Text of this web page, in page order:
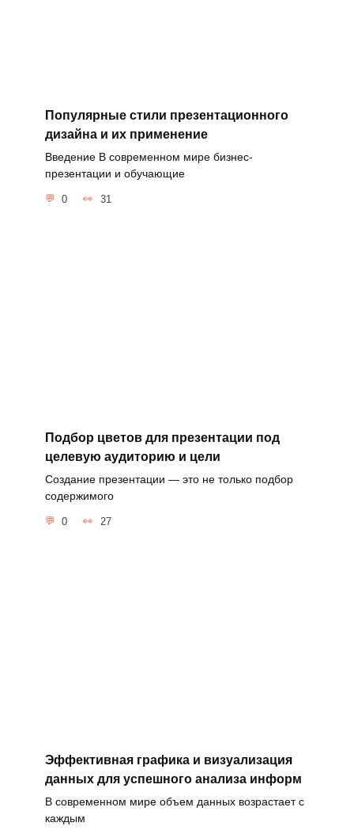
Популярные стили презентационного
дизайна и их применение
Введение В современном мире бизнес-
презентации и обучающие
0 31
Подбор цветов для презентации под
целевую аудиторию и цели
Создание презентации — это не только подбор
содержимого
0 27
Эффективная графика и визуализация
данных для успешного анализа информ
В современном мире объем данных возрастает с
каждым